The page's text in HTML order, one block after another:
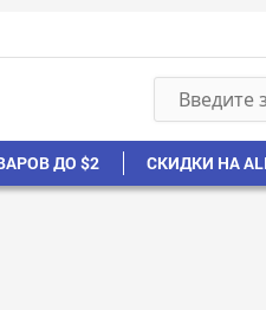
ДО $2 СКИДКИ НА